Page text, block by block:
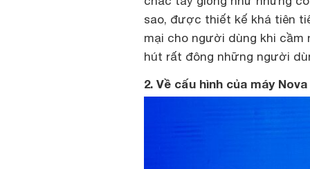
sao, được thiết kế khá tiên
mại cho người dùng khi cầm
hút rất đông những người
2. Về cấu hình của máy